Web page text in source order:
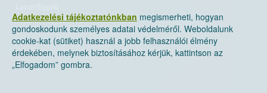
Adatkezelési tájékoztatónkban megismerheti, hogyan
gondoskodunk személyes adatai védelméről. Weboldalunk
cookie-kat (sütiket) használ a jobb felhasználói élmény
érdekében, melynek biztosításához kérjük, kattintson az
„Elfogadom” gombra.